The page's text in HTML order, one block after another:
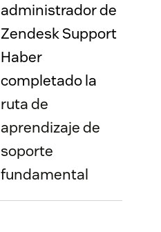
administrador de
Zendesk Support
Haber
completado la
ruta de
aprendizaje de
soporte
fundamental